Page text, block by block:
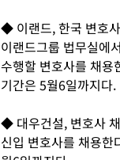
◆ 이랜드, 한국 변호
이랜드그룹 법무실에
수행할 변호사를 채용
기간은 5월6일까지다.
◆ 대우건설, 변호사
신입 변호사를 채용한